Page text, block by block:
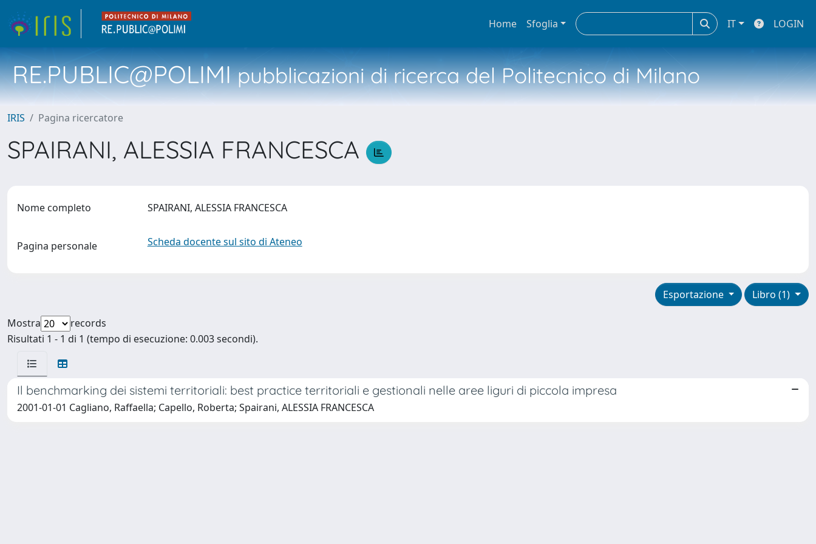
Home Sfoglia IT LOGIN
RE.PUBLIC@POLIMIpubblicazioni di ricerca del Politecnico di Milano
IRIS Pagina ricercatore
SPAIRANI, ALESSIA FRANCESCA
Nome completo SPAIRANI, ALESSIA FRANCESCA
Pagina personale Scheda docente sul sito di Ateneo
Libro (1)
Esportazione
Mostra
records
Risultati 1 - 1 di 1 (tempo di esecuzione: 0.003 secondi).
Il benchmarking dei sistemi territoriali: best practice territoriali e gestionali nelle aree liguri di piccola impresa
2001-01-01 Cagliano, Raffaella; Capello, Roberta; Spairani, ALESSIA FRANCESCA